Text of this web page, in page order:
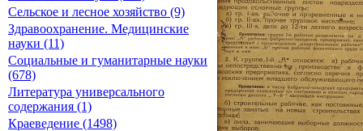
Сельское и лесное хозяйство (9)
Здравоохранение. Медицинские
науки (11)
Социальные и гуманитарные науки
(678)
Литература универсального
содержания (1)
Краеведение (1498)